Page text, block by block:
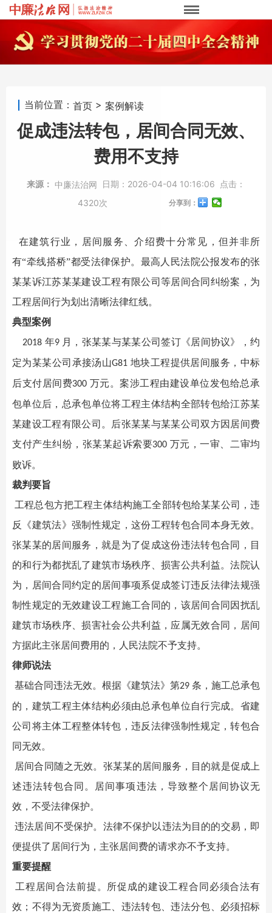
当前位置： 首页 > 案例解读
促成违法转包，居间合同无效、
费用不支持
来源： 中廉法治网 日期： 2026-04-04 10:16:06
点击：
4320次
分享到：
在建筑行业，居间服务、介绍费十分常见，但并非所
有“牵线搭桥”都受法律保护。最高人民法院公报发布的张
某某诉江苏某某建设工程有限公司等居间合同纠纷案，为
工程居间行为划出清晰法律红线。
典型案例
2018 年9 月， 张某某与某某公司签订《居间协议》，约
定为某某公司承接汤山G81 地块工程提供居间服务，中标
后支付居间费300 万元。案涉工程由建设单位发包给总承
包单位后，总承包单位将工程主体结构全部转包给江苏某
某建设工程有限公司。后张某某与某某公司双方因居间费
支付产生纠纷， 张某某起诉索要300 万元，一审、二审均
败诉。
裁判要旨
工程总包方把工程主体结构施工全部转包给某某公司，违
反《建筑法》强制性规定，这份工程转包合同本身无效。
张某某的居间服务，就是为了促成这份违法转包合同，目
的和行为都扰乱了建筑市场秩序、损害公共利益。法院认
为， 居间合同约定的居间事项系促成签订违反法律法规强
制性规定的无效建设工程施工合同的，该居间合同因扰乱
建筑市场秩序、损害社会公共利益，应属无效合同，居间
方据此主张居间费用的，人民法院不予支持。
律师说法
基础合同违法无效。 根据《建筑法》第29 条，施工总承包
的，建筑工程主体结构必须由总承包单位自行完成。省建
公司将主体工程整体转包，违反法律强制性规定，转包合
同无效。
居间合同随之无效。张某某的居间服务，目的就是促成上
述违法转包合同。居间事项违法，导致整个居间协议无
效，不受法律保护。
违法居间不受保护。 法律不保护以违法为目的的交易，即
便提供了居间行为，主张居间费的请求亦不予支持。
重要提醒
工程居间合法前提 。 所促成的建设工程合同必须合法有
效；不得为无资质施工、违法转包、违法分包、必须招标